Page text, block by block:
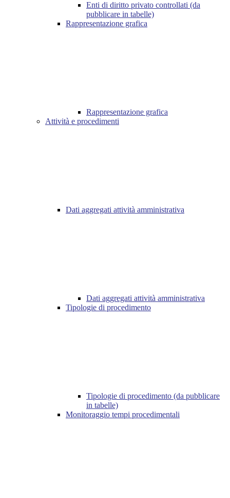
Enti di diritto privato controllati (da
pubblicare in tabelle)
Rappresentazione grafica
Rappresentazione grafica
Attività e procedimenti
Dati aggregati attività amministrativa
Dati aggregati attività amministrativa
Tipologie di procedimento
Tipologie di procedimento (da pubblicare
in tabelle)
Monitoraggio tempi procedimentali